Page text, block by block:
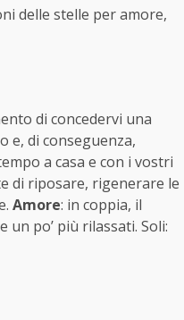
delle stelle per amore,
di concedervi una
e, di conseguenza,
a casa e con i vostri
di riposare, rigenerare le
Amore: in coppia, il
po’ più rilassati. Soli: